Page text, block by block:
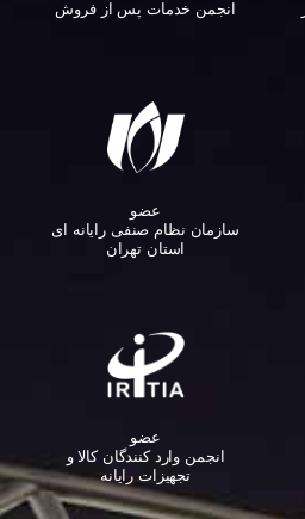
انجمن خدمات پس از فروش
عضو
سازمان نظام صنفی رایانه ای
استان تهران
عضو
انجمن وارد کنندگان کالا و
تجهیزات رایانه‌